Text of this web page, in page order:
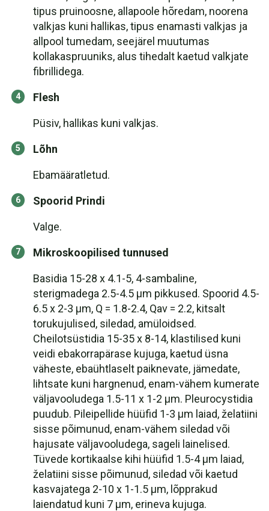
tipus pruinoosne, allapoole hõredam, noorena
valkjas kuni hallikas, tipus enamasti valkjas ja
allpool tumedam, seejärel muutumas
kollakaspruuniks, alus tihedalt kaetud valkjate
fibrillidega.
Flesh
Püsiv, hallikas kuni valkjas.
Lõhn
Ebamääratletud.
Spoorid Prindi
Valge.
Mikroskoopilised tunnused
Basidia 15-28 x 4.1-5, 4-sambaline,
sterigmadega 2.5-4.5 µm pikkused. Spoorid 4.5-
6.5 x 2-3 µm, Q = 1.8-2.4, Qav = 2.2, kitsalt
torukujulised, siledad, amüloidsed.
Cheilotsüstidia 15-35 x 8-14, klastilised kuni
veidi ebakorrapärase kujuga, kaetud üsna
väheste, ebaühtlaselt paiknevate, jämedate,
lihtsate kuni hargnenud, enam-vähem kumerate
väljavooludega 1.5-11 x 1-2 µm. Pleurocystidia
puudub. Pileipellide hüüfid 1-3 µm laiad, želatiini
sisse põimunud, enam-vähem siledad või
hajusate väljavooludega, sageli lainelised.
Tüvede kortikaalse kihi hüüfid 1.5-4 µm laiad,
želatiini sisse põimunud, siledad või kaetud
kasvajatega 2-10 x 1-1.5 µm, lõpprakud
laiendatud kuni 7 µm, erineva kujuga.